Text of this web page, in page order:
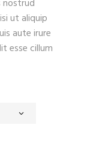
nostrud
ut aliquip
aute irure
esse cillum